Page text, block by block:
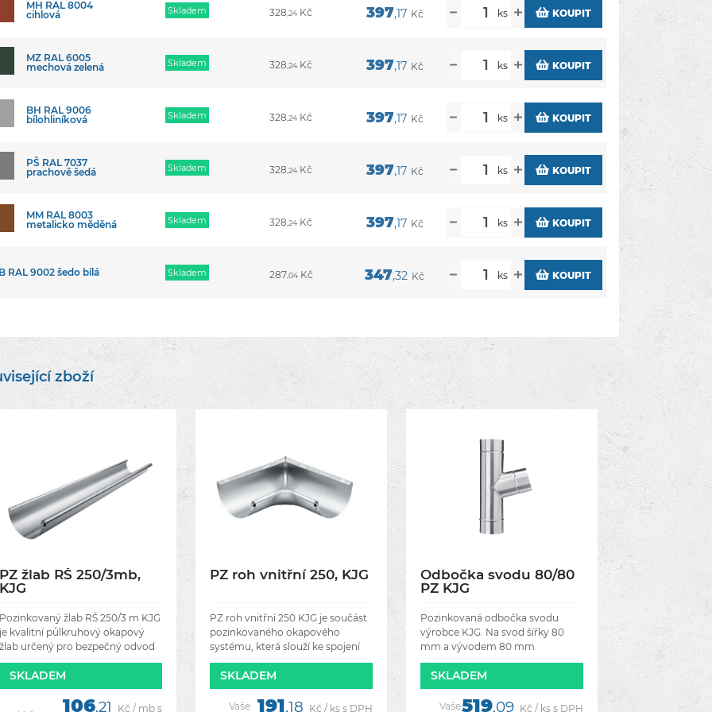
MH RAL 8004
cihlová
Skladem 328,24 Kč 397,17 Kč ks KOUPIT
MZ RAL 6005
mechová zelená
Skladem 328,24 Kč 397,17 Kč ks KOUPIT
BH RAL 9006
bílohliníková
Skladem 328,24 Kč 397,17 Kč ks KOUPIT
PŠ RAL 7037
prachově šedá
Skladem 328,24 Kč 397,17 Kč ks KOUPIT
MM RAL 8003
metalicko měděná
Skladem 328,24 Kč 397,17 Kč ks KOUPIT
RAL 9002 šedo bílá Skladem 287,04Kč 347,32 Kč ks KOUPIT
zboží
PZ žlab RŠ 250/3mb,
KJG
Pozinkovaný žlab RŠ 250/3 m KJG
je kvalitní půlkruhový okapový
žlab určený pro bezpečný odvod
dešťové vody ze střech rodinných
domů, garáží, pergol i dalších
staveb. Je vyroben
SKLADEM
106,21 Kč / mb s
PZ roh vnitřní 250, KJG
PZ roh vnitřní 250 KJG je součást
pozinkovaného okapového
systému, která slouží ke spojení
dvou okapových žlabů ve
vnitřním rohu střechy. Je určen
pro žlaby s rozvinutou šířkou
SKLADEM
Vaše 191,18 Kč / ks s DPH
Odbočka svodu 80/80
PZ KJG
Pozinkovaná odbočka svodu
výrobce KJG. Na svod šířky 80
mm a vývodem 80 mm.
SKLADEM
Vaše519,09 Kč / ks s DPH